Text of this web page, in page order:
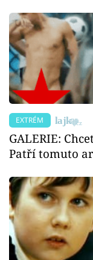
EXTRÉM
GALERIE:
Patří tomuto